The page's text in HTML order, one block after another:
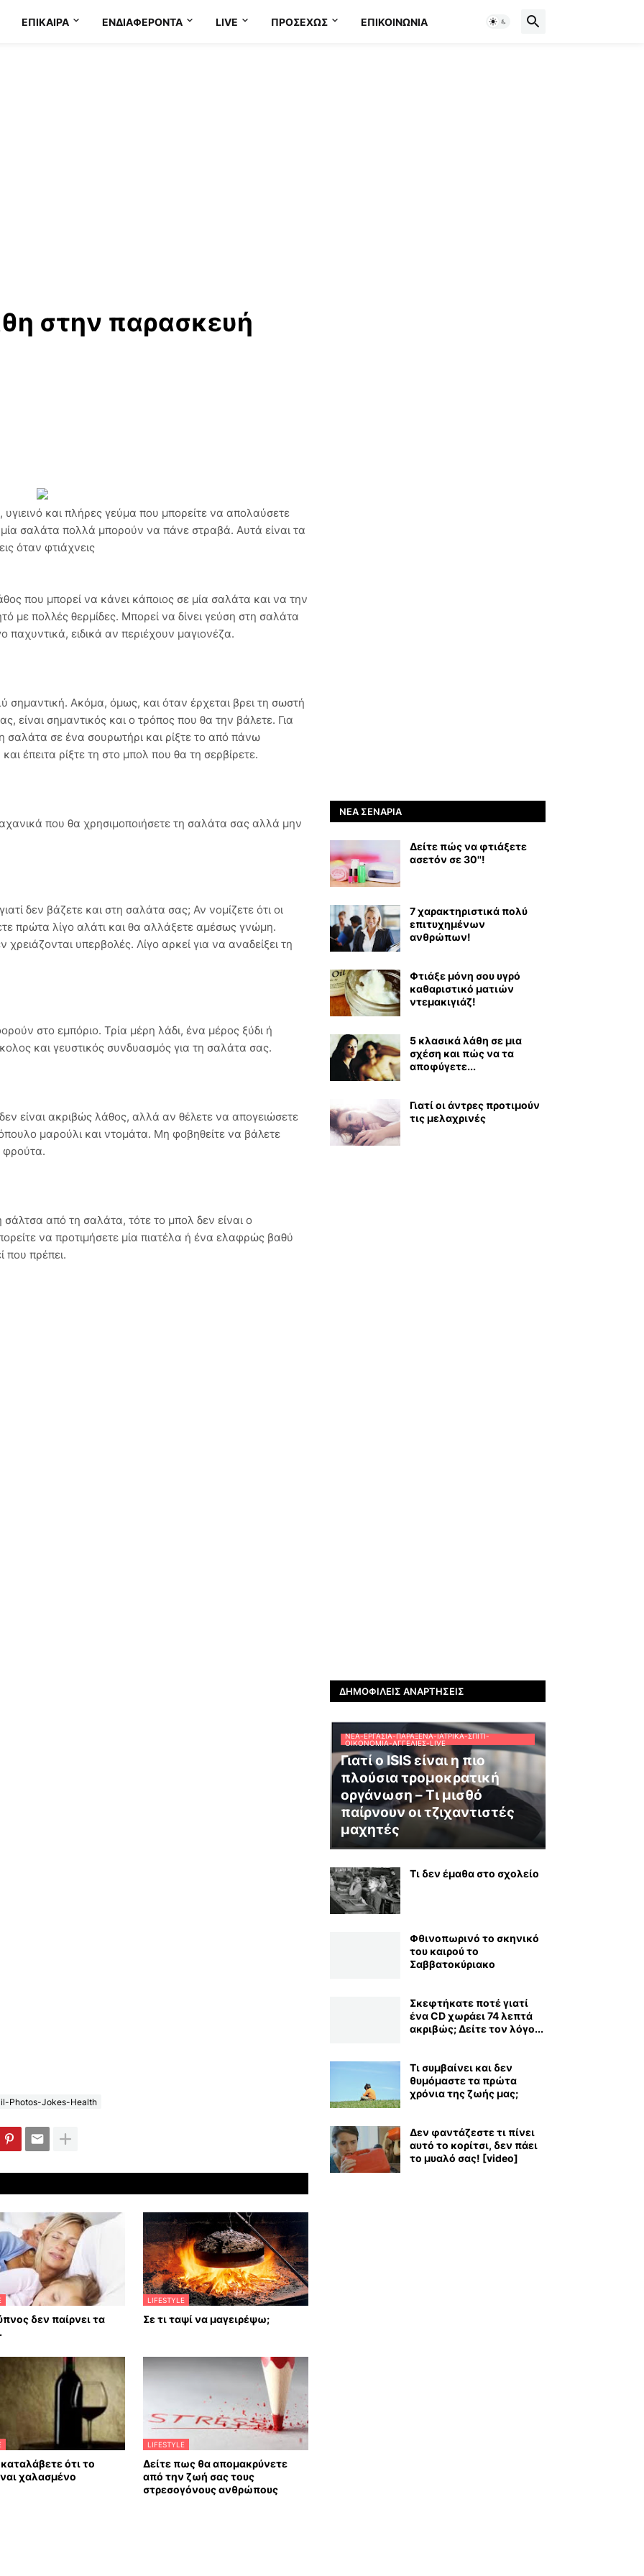
ΕΠΊΚΑΙΡΑ ΕΝΔΙΑΦΈΡΟΝΤΑ LIVE ΠΡΟΣΕΧΩΣ ΕΠΙΚΟΙΝΩΝΊΑ
στην παρασκευή
και πλήρες γεύμα που μπορείτε να απολαύσετε
σαλάτα πολλά μπορούν να πάνε στραβά. Αυτά είναι τα
όταν φτιάχνεις
που μπορεί να κάνει κάποιος σε μία σαλάτα και να την
με πολλές θερμίδες. Μπορεί να δίνει γεύση στη σαλάτα
ειδικά αν περιέχουν μαγιονέζα.
σημαντική. Ακόμα, όμως, και όταν έρχεται βρει τη σωστή
είναι σημαντικός και ο τρόπος που θα την βάλετε. Για
σε ένα σουρωτήρι και ρίξτε το από πάνω
έπειτα ρίξτε τη στο μπολ που θα τη σερβίρετε.
που θα χρησιμοποιήσετε τη σαλάτα σας αλλά μην
δεν βάζετε και στη σαλάτα σας; Αν νομίζετε ότι οι
πρώτα λίγο αλάτι και θα αλλάξετε αμέσως γνώμη.
υπερβολές. Λίγο αρκεί για να αναδείξει τη
στο εμπόριο. Τρία μέρη λάδι, ένα μέρος ξύδι ή
και γευστικός συνδυασμός για τη σαλάτα σας.
είναι ακριβώς λάθος, αλλά αν θέλετε να απογειώσετε
μαρούλι και ντομάτα. Μη φοβηθείτε να βάλετε
φρούτα.
από τη σαλάτα, τότε το μπολ δεν είναι ο
να προτιμήσετε μία πιατέλα ή ένα ελαφρώς βαθύ
που πρέπει.
Photos-Jokes-Health
δεν παίρνει τα
LIFESTYLE
Σε τι ταψί να μαγειρέψω;
ότι το
χαλασμένο
LIFESTYLE
Δείτε πως θα απομακρύνετε
από την ζωή σας τους
στρεσογόνους ανθρώπους
ΝΈΑ ΣΕΝΆΡΙΑ
Δείτε πώς να φτιάξετε
ασετόν σε 30''!
7 χαρακτηριστικά πολύ
επιτυχημένων
ανθρώπων!
Φτιάξε μόνη σου υγρό
καθαριστικό ματιών
ντεμακιγιάζ!
5 κλασικά λάθη σε μια
σχέση και πώς να τα
αποφύγετε...
Γιατί οι άντρες προτιμούν
τις μελαχρινές
ΔΗΜΟΦΙΛΕΊΣ ΑΝΑΡΤΉΣΕΙΣ
ΝΈΑ-ΕΡΓΑΣΊΑ-ΠΑΡΆΞΕΝΑ-ΙΑΤΡΙΚΆ-ΣΠΊΤΙ-
ΟΙΚΟΝΟΜΊΑ-ΑΓΓΕΛΊΕΣ-LIVE
Γιατί ο ISIS είναι η πιο
πλούσια τρομοκρατική
οργάνωση – Τι μισθό
παίρνουν οι τζιχαντιστές
μαχητές
Τι δεν έμαθα στο σχολείο
Φθινοπωρινό το σκηνικό
του καιρού το
Σαββατοκύριακο
Σκεφτήκατε ποτέ γιατί
ένα CD χωράει 74 λεπτά
ακριβώς; Δείτε τον λόγο...
Τι συμβαίνει και δεν
θυμόμαστε τα πρώτα
χρόνια της ζωής μας;
Δεν φαντάζεστε τι πίνει
αυτό το κορίτσι, δεν πάει
το μυαλό σας! [video]